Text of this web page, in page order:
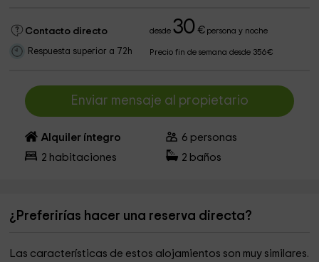
Contacto directo desde30 €persona y noche
Respuesta superior a 72h Precio fin de semana desde 356€
Enviar mensaje al propietario
Alquiler íntegro 6 personas
2 habitaciones 2 baños
¿Preferirías hacer una reserva directa?
Las características de estos alojamientos son muy similares.